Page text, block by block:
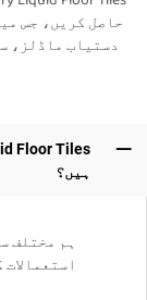
حاصل کریں، جس
دستیاب ماڈلز،
ہیں؟
ہم مختلف